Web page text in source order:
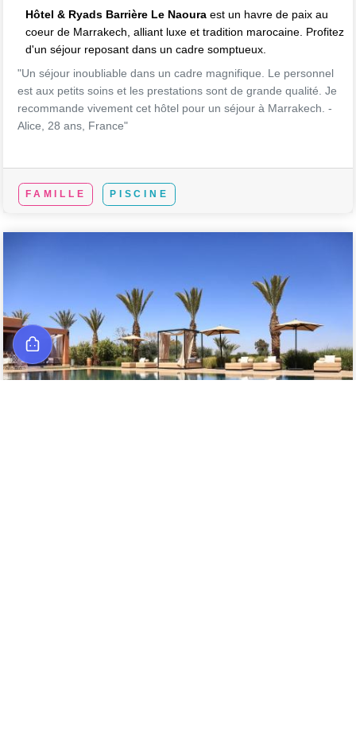
Hôtel & Ryads Barrière Le Naoura est un havre de paix au
coeur de Marrakech, alliant luxe et tradition marocaine. Profitez
d'un séjour reposant dans un cadre somptueux.
"Un séjour inoubliable dans un cadre magnifique. Le personnel
est aux petits soins et les prestations sont de grande qualité. Je
recommande vivement cet hôtel pour un séjour à Marrakech. -
Alice, 28 ans, France"
FAMILLE PISCINE